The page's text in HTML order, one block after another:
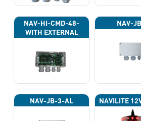
NAV-HI-CMD-48-
WITH EXTERNAL
PHOTOCELL 13133
NAV-
NAV-JB-3-AL NAVILITE